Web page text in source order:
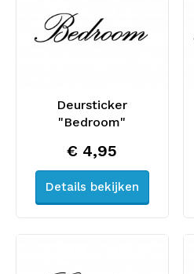
Deursticker
"Bedroom"
€ 4,95
Details bekijken